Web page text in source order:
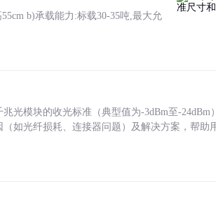
b)承载能力:标载30-35吨,最大允
光模块的收光标准（典型值为-3dBm至-24dBm
如光纤损耗、连接器问题）及解决方案，帮助